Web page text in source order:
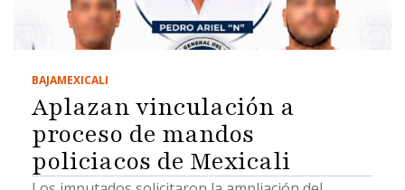
BAJAMEXICALI
Aplazan vinculación a
proceso de mandos
policiacos de Mexicali